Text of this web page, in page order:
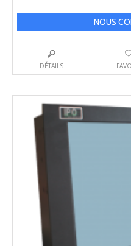
NOUS
DÉTAILS